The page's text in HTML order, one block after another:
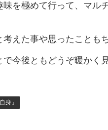
味を極めて行って、マル
考えた事や思ったことも
で今後ともどうぞ暖かく
身」